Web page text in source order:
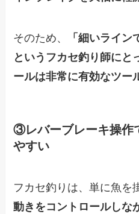
そのため、
「細いライン
というフカセ釣り師にと
ールは非常に有効なツー
③レバーブレーキ操作
やすい
フカセ釣りは、単に魚を
動きをコントロールしな